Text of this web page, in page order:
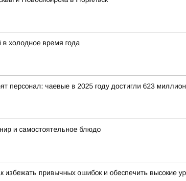
в холодное время года
персонал: чаевые в 2025 году достигли 623
и самостоятельное блюдо
избежать привычных ошибок и обеспечить высокие